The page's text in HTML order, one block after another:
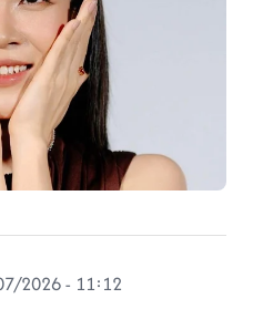
2026 - 11:12